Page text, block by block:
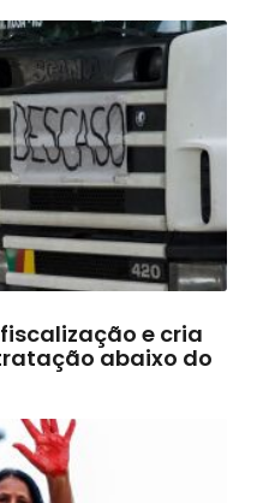
e cria
abaixo do